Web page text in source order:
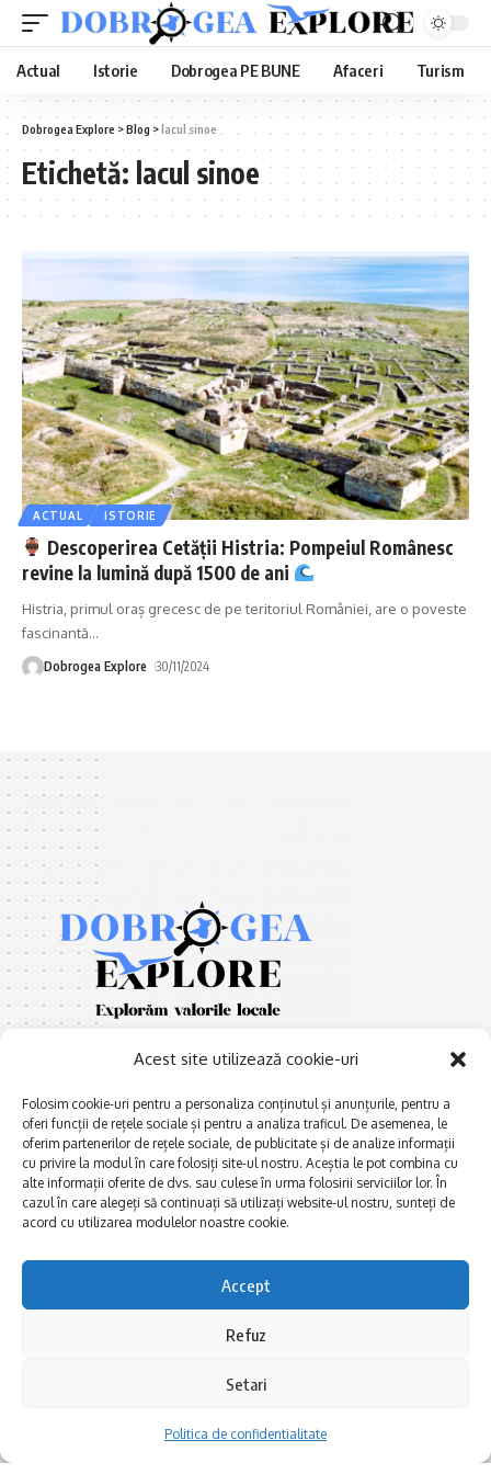
Acest site utilizează cookie-uri
Folosim cookie-uri pentru a personaliza conținutul și anunțurile, pentru a
oferi funcții de rețele sociale și pentru a analiza traficul. De asemenea, le
oferim partenerilor de rețele sociale, de publicitate și de analize informații
cu privire la modul în care folosiți site-ul nostru. Aceștia le pot combina cu
alte informații oferite de dvs. sau culese în urma folosirii serviciilor lor. În
cazul în care alegeți să continuați să utilizați website-ul nostru, sunteți de
acord cu utilizarea modulelor noastre cookie.
Accept
Refuz
Setari
Politica de confidentialitate
Actual Istorie Dobrogea PE BUNE Afaceri Turism
Dobrogea Explore >Blog >lacul sinoe
Etichetă: lacul sinoe
ACTUAL ISTORIE
Descoperirea Cetății Histria: Pompeiul Românesc
revine la lumină după 1500 de ani
Histria, primul oraș grecesc de pe teritoriul României, are o poveste
fascinantă…
Dobrogea Explore 30/11/2024
E xplorăm Dobrogea,
Explorăm valorile locale:
Deltă, Litoral, cele mai mari
biserici și mănăstiri, cele mai
FRUMOASE POVEȘTI.
Afaceri și meșteșuguri
Actualitate